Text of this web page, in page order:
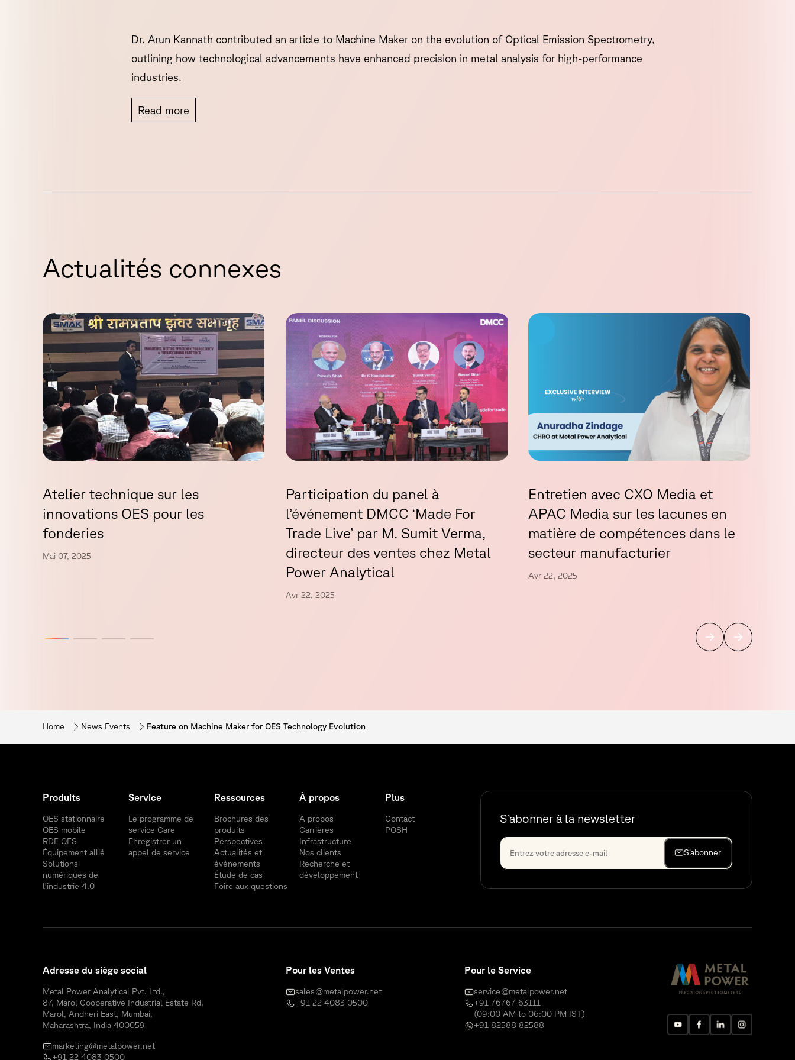
Dr. Arun Kannath contributed an article to Machine Maker on the evolution of Optical Emission Spectrometry,
outlining how technological advancements have enhanced precision in metal analysis for high-performance
industries.
Read more
Actualités connexes
Atelier technique sur les
innovations OES pour les
fonderies
Mai 07, 2025
Participation du panel à
l’événement DMCC ‘Made For
Trade Live’ par M. Sumit Verma,
directeur des ventes chez Metal
Power Analytical
Avr 22, 2025
Entretien avec CXO Media et
APAC Media sur les lacunes en
matière de compétences dans le
secteur manufacturier
Avr 22, 2025
Home News Events Feature on Machine Maker for OES Technology Evolution
Produits
OES stationnaire
OES mobile
RDE OES
Équipement allié
Solutions
numériques de
l'industrie 4.0
Service
Le programme de
service Care
Enregistrer un
appel de service
Ressources
Brochures des
produits
Perspectives
Actualités et
événements
Étude de cas
Foire aux questions
À propos
À propos
Carrières
Infrastructure
Nos clients
Recherche et
développement
Plus
Contact
POSH
S’abonner à la newsletter
S’abonner
Adresse du siège social
Metal Power Analytical Pvt. Ltd.,
87, Marol Cooperative Industrial Estate Rd,
Marol, Andheri East, Mumbai,
Maharashtra, India 400059
marketing@metalpower.net
+91 22 4083 0500
Pour les Ventes
sales@metalpower.net
+91 22 4083 0500
Pour le Service
service@metalpower.net
+91 76767 63111
(09:00 AM to 06:00 PM IST)
+91 82588 82588